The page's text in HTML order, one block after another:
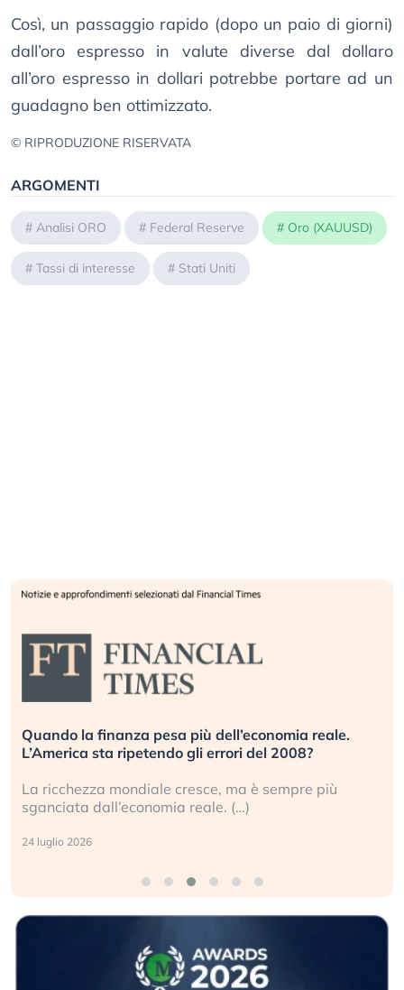
Così, un passaggio rapido (dopo un paio di giorni)
dall’oro espresso in valute diverse dal dollaro
all’oro espresso in dollari potrebbe portare ad un
guadagno ben ottimizzato.
© RIPRODUZIONE RISERVATA
ARGOMENTI
# Analisi ORO # Federal Reserve # Oro (XAUUSD)
# Tassi di interesse # Stati Uniti
Quando la finanza pesa più dell’economia reale.
L’America sta ripetendo gli errori del 2008?
La ricchezza mondiale cresce, ma è sempre più
sganciata dall’economia reale. (…)
24 luglio 2026